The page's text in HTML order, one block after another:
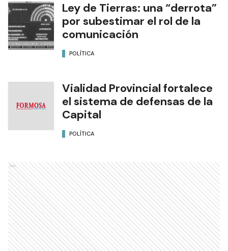
Ley de Tierras: una “derrota”
por subestimar el rol de la
comunicación
POLÍTICA
Vialidad Provincial fortalece
el sistema de defensas de la
Capital
POLÍTICA
Ads